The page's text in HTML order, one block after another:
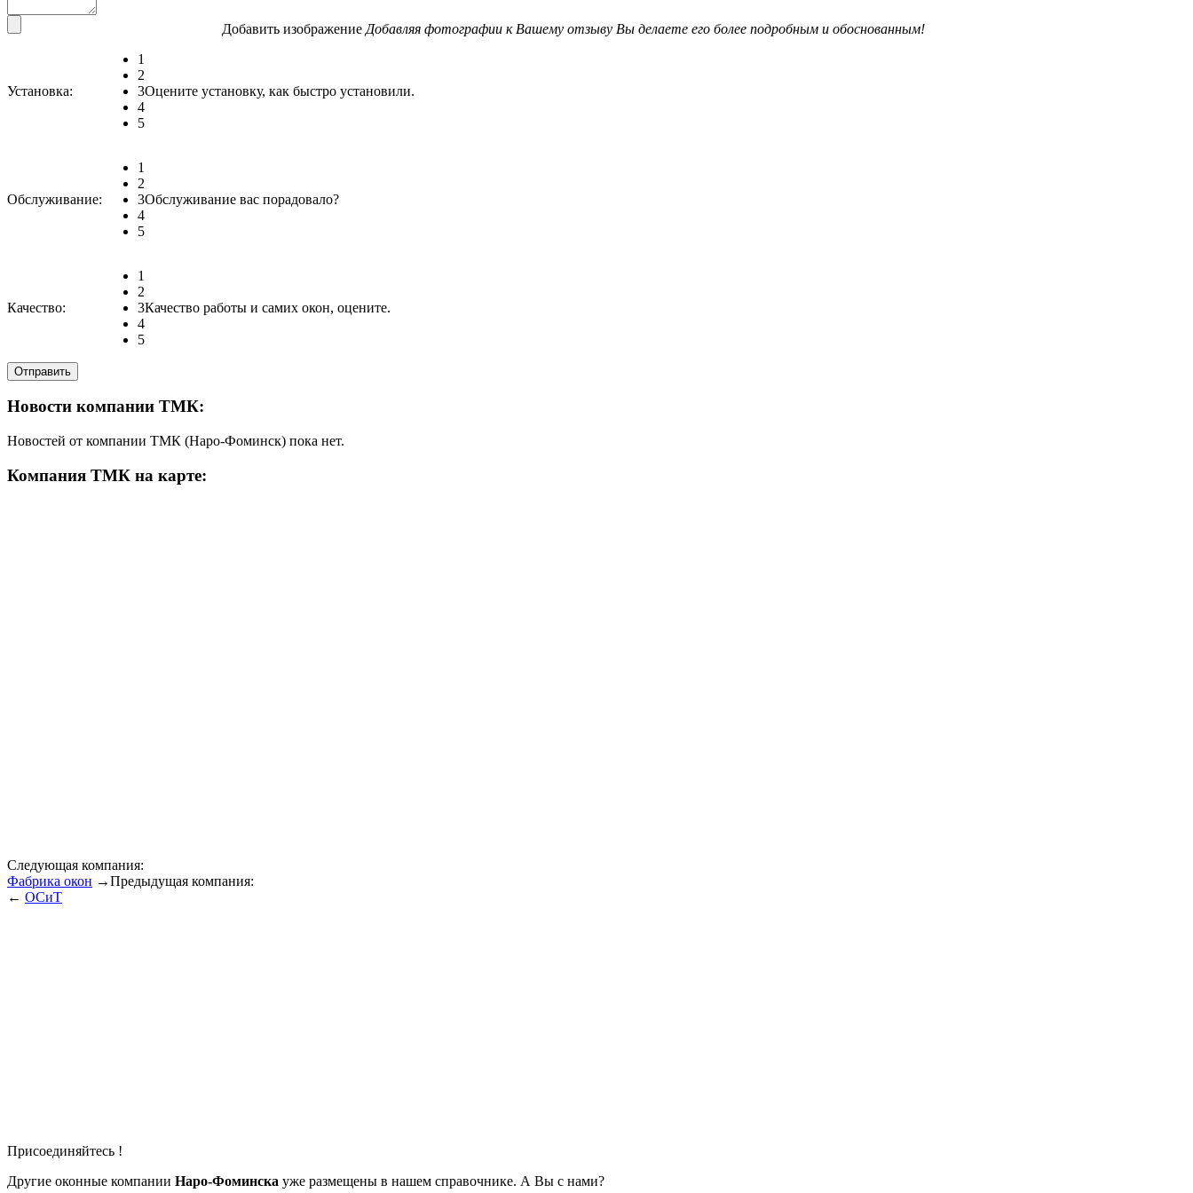
Добавить изображение Добавляя фотографии к Вашему отзыву Вы делаете его более подробным и обоснованным!
Установка:
1
2
3
4
5
Оцените установку, как быстро установили.
Обслуживание:
1
2
3
4
5
Обслуживание вас порадовало?
Качество:
1
2
3
4
5
Качество работы и самих окон, оцените.
Новости компании ТМК:
Новостей от компании ТМК (Наро-Фоминск) пока нет.
Компания ТМК на карте:
Следующая компания:
Фабрика окон →Предыдущая компания:
← ОСиТ
Присоединяйтесь !
Другие оконные компании Наро-Фоминска уже размещены в нашем справочнике. А Вы с нами?